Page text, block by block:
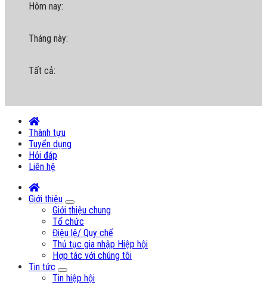
Hôm nay:
Tháng này:
Tất cả:
Thành tựu
Tuyển dụng
Hỏi đáp
Liên hệ
Giới thiệu
Giới thiệu chung
Tổ chức
Điệu lệ/ Quy chế
Thủ tục gia nhập Hiệp hội
Hợp tác với chúng tôi
Tin tức
Tin hiệp hội